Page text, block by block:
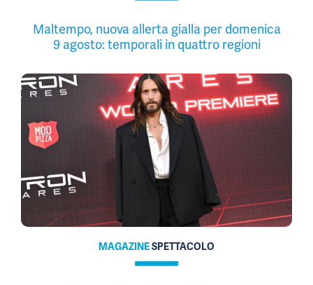
Maltempo, nuova allerta gialla per domenica
9 agosto: temporali in quattro regioni
MAGAZINESPETTACOLO